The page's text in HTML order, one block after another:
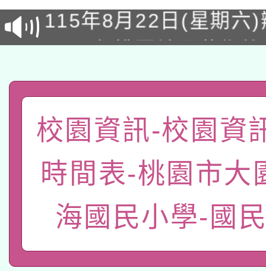
業技術研究院辦理「
用水績優單位及節水達
動」
115年8月22日(星期六
桃園市孔廟祈福系列
開 智慧啟航」
2026年桃園地景藝術
關事宜
轉知教育部國民及學前
國立臺灣師範大學辦理
年度健康促進學校輔導
業成長研習」實施計畫
函轉國家教育研究院中
原住民族教育政策研討
族教育國際趨勢與發展
轉知教育部國民及學前
新北市政府教育局辦
師專業成長研習實施
函轉國立臺灣師範大學
族語言臺北學習中心
「族語學習班」招生簡
轉知有關國立成功大學
文教學共融平台-教案
教育部國民及學前教育
校園資訊-校園資
時間表-桃園市大
海國民小學-國